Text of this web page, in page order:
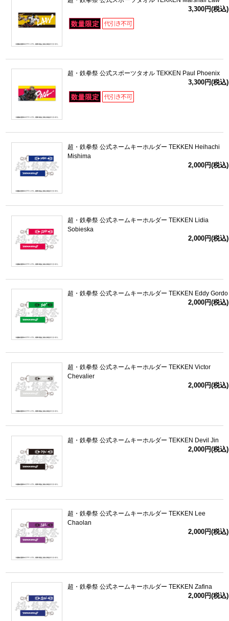
3,300円(税込)
超・鉄拳祭 公式スポーツタオル TEKKEN Paul Phoenix
3,300円(税込)
超・鉄拳祭 公式ネームキーホルダー TEKKEN Heihachi
Mishima
2,000円(税込)
超・鉄拳祭 公式ネームキーホルダー TEKKEN Lidia
Sobieska
2,000円(税込)
超・鉄拳祭 公式ネームキーホルダー TEKKEN Eddy Gordo
2,000円(税込)
超・鉄拳祭 公式ネームキーホルダー TEKKEN Victor
Chevalier
2,000円(税込)
超・鉄拳祭 公式ネームキーホルダー TEKKEN Devil Jin
2,000円(税込)
超・鉄拳祭 公式ネームキーホルダー TEKKEN Lee
Chaolan
2,000円(税込)
超・鉄拳祭 公式ネームキーホルダー TEKKEN Zafina
2,000円(税込)